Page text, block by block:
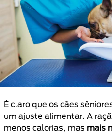
É claro que os cães
um ajuste alimentar. A
menos calorias, mas mais